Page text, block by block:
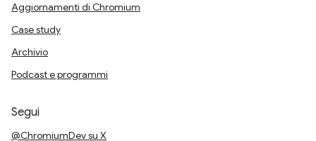
Aggiornamenti di Chromium
Case study
Archivio
Podcast e programmi
Segui
@ChromiumDev su X